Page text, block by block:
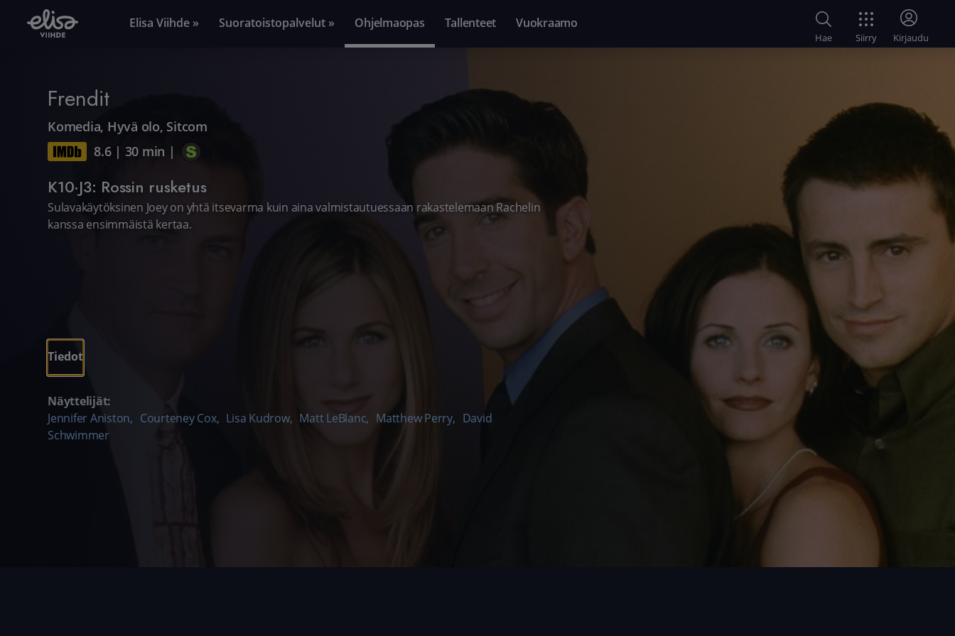
Elisa Viihde » Suoratoistopalvelut » Ohjelmaopas Tallenteet Vuokraamo
Hae Siirry Kirjaudu
Frendit
Komedia, Hyvä olo, Sitcom
8.6| 30 min |
K10·J3: Rossin rusketus
Sulavakäytöksinen Joey on yhtä itsevarma kuin aina valmistautuessaan rakastelemaan Rachelin
kanssa ensimmäistä kertaa.
Tiedot
Näyttelijät:
Jennifer Aniston, Courteney Cox, Lisa Kudrow, Matt LeBlanc, Matthew Perry, David
Schwimmer